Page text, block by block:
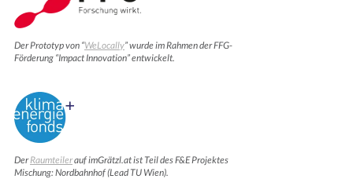
Der Prototyp von “WeLocally” wurde im Rahmen der FFG-
Förderung “Impact Innovation” entwickelt.
DerRaumteilerauf imGrätzl.at ist Teil des F&E Projektes
Mischung: Nordbahnhof (Lead TU Wien).